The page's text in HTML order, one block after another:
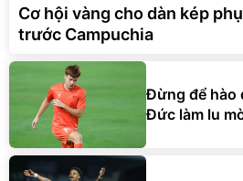
Cơ hội vàng cho dàn kép
trước Campuchia
Đừng để hào
Đức làm lu